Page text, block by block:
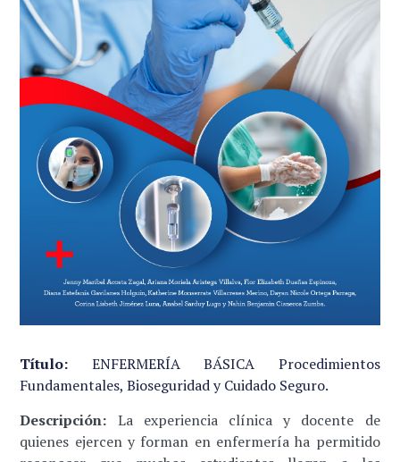
Título: ENFERMERÍA BÁSICA Procedimientos
Fundamentales, Bioseguridad y Cuidado Seguro.
Descripción: La experiencia clínica y docente de
quienes ejercen y forman en enfermería ha permitido